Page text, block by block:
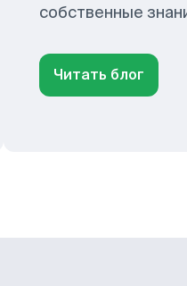
собственные
Читать блог